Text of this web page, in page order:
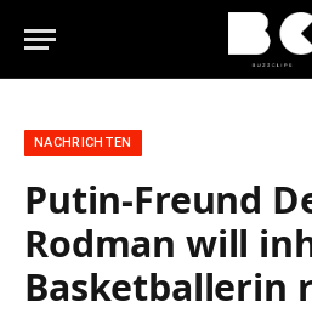
NACHRICHTEN
Putin-Freund
Rodman will
Basketballerin